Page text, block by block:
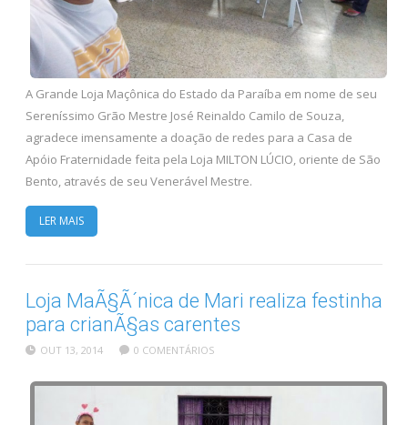
A Grande Loja Maçônica do Estado da Paraíba em nome de seu
Sereníssimo Grão Mestre José Reinaldo Camilo de Souza,
agradece imensamente a doação de redes para a Casa de
Apóio Fraternidade feita pela Loja MILTON LÚCIO, oriente de São
Bento, através de seu Venerável Mestre.
LER MAIS
Loja MaÃ§Ã´nica de Mari realiza festinha
para crianÃ§as carentes
OUT 13, 2014 0 COMENTÁRIOS